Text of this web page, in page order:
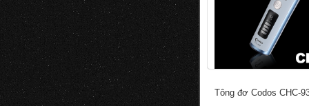
Tông đơ Codos CHC-